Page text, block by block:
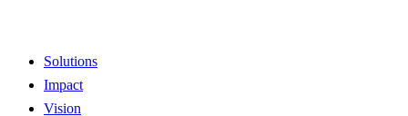
Solutions
Impact
Vision